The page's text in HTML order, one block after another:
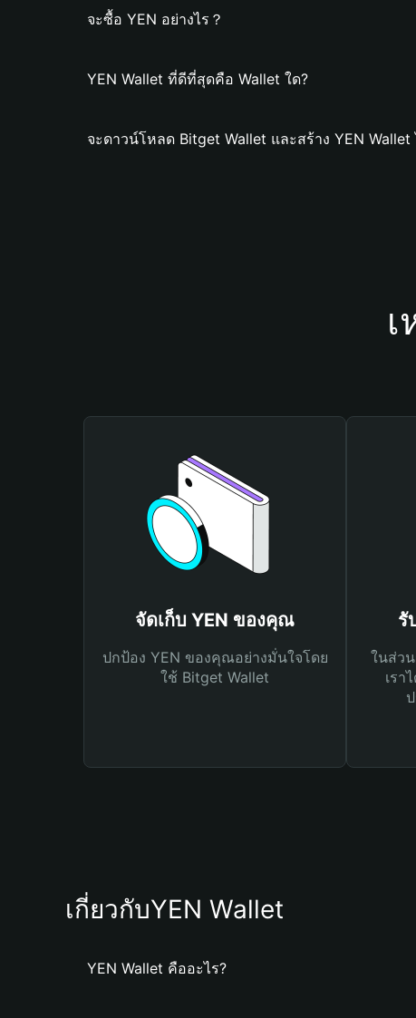
จะซื้อ YEN อย่างไร？
YEN Wallet ที่ดีที่สุดคือ Wallet ใด?
จะดาวน์โหลด Bitget Wallet และสร้าง YEN Wallet
จัดเก็บ YEN ของคุณ
ปกป้อง YEN ของคุณอย่างมั่นใจโดย
ใช้ Bitget Wallet
รั
ในส่ว
เรา
เกี่ยวกับYEN Wallet
YEN Wallet คืออะไร?